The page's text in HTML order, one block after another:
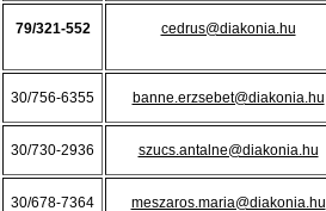
79/321-552 cedrus@diakonia.hu
30/756-6355 banne.erzsebet@diakonia.hu
30/730-2936 szucs.antalne@diakonia.hu
30/678-7364 meszaros.maria@diakonia.hu